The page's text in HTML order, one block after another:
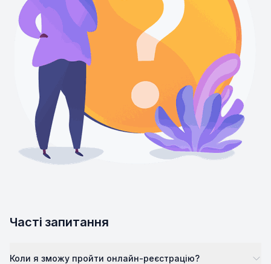
Часті запитання
Коли я зможу пройти онлайн-реєстрацію?